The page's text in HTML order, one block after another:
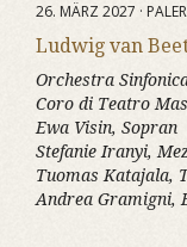
26. MÄRZ 2027 ·
Ludwig van
Orchestra
Coro di Teatro
Ewa Visin, Sopran
Stefanie Iranyi,
Tuomas Katajala,
Andrea Gramigni,